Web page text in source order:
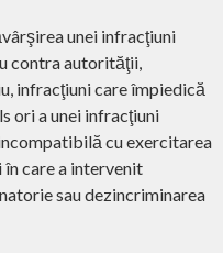
unei infracţiuni
contra autorităţii,
infracţiuni care împiedică
ori a unei infracţiuni
cu exercitarea
care a intervenit
sau dezincriminarea